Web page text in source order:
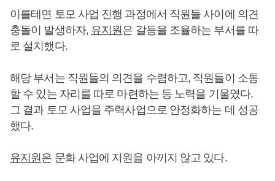
이를테면 토모 사업 진행 과정에서 직원들 사이에 의견
충돌이 발생하자, 유지원은 갈등을 조율하는 부서를 따
로 설치했다.
해당 부서는 직원들의 의견을 수렴하고, 직원들이 소통
할 수 있는 자리를 따로 마련하는 등 노력을 기울였다.
그 결과 토모 사업을 주력사업으로 안정화하는 데 성공
했다.
유지원은 문화 사업에 지원을 아끼지 않고 있다.